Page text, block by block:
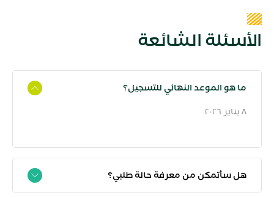
الأسئلة الشائعة
ما هو الموعد النهائي للتسجيل؟
٨ يناير ٢٠٢٦
هل سأتمكن من معرفة حالة طلبي؟